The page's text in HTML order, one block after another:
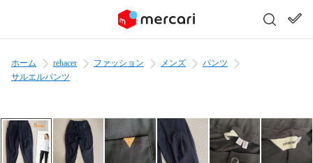
ホーム rehacer ファッション メンズ
パンツ
サルエルパンツ